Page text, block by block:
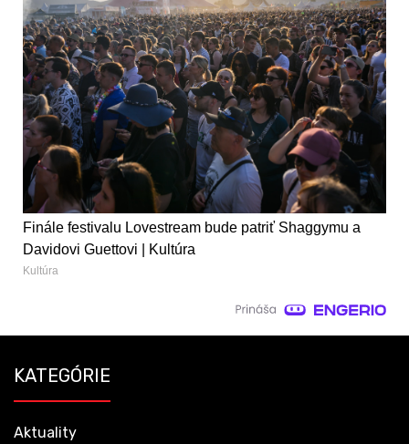
Finále festivalu Lovestream bude patriť Shaggymu a
Davidovi Guettovi | Kultúra
Kultúra
KATEGÓRIE
Aktuality